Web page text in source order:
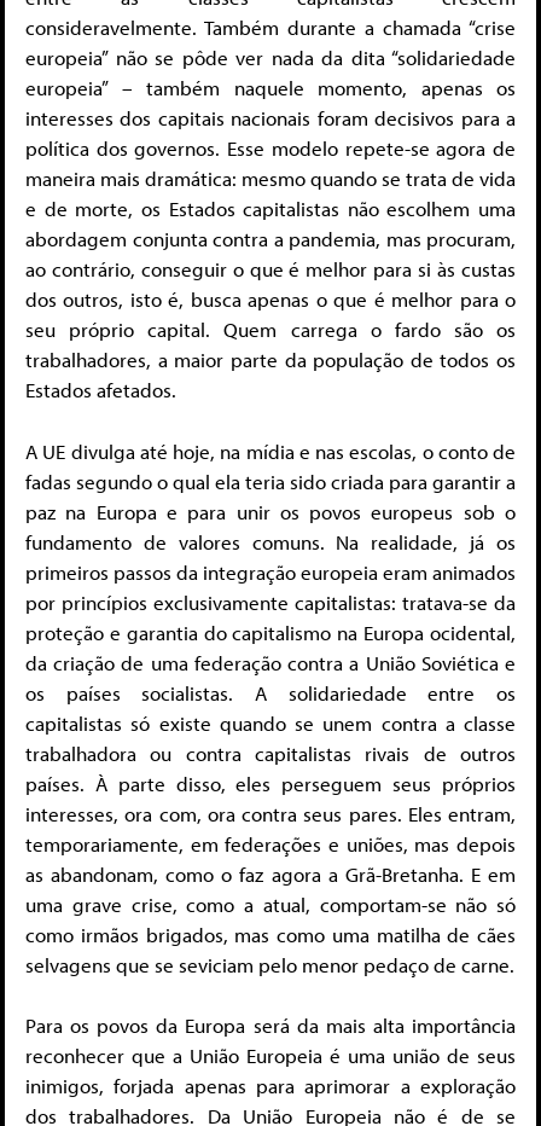
consideravelmente. Também durante a chamada “crise
europeia” não se pôde ver nada da dita “solidariedade
europeia” – também naquele momento, apenas os
interesses dos capitais nacionais foram decisivos para a
política dos governos. Esse modelo repete-se agora de
maneira mais dramática: mesmo quando se trata de vida
e de morte, os Estados capitalistas não escolhem uma
abordagem conjunta contra a pandemia, mas procuram,
ao contrário, conseguir o que é melhor para si às custas
dos outros, isto é, busca apenas o que é melhor para o
seu próprio capital. Quem carrega o fardo são os
trabalhadores, a maior parte da população de todos os
Estados afetados.
A UE divulga até hoje, na mídia e nas escolas, o conto de
fadas segundo o qual ela teria sido criada para garantir a
paz na Europa e para unir os povos europeus sob o
fundamento de valores comuns. Na realidade, já os
primeiros passos da integração europeia eram animados
por princípios exclusivamente capitalistas: tratava-se da
proteção e garantia do capitalismo na Europa ocidental,
da criação de uma federação contra a União Soviética e
os países socialistas. A solidariedade entre os
capitalistas só existe quando se unem contra a classe
trabalhadora ou contra capitalistas rivais de outros
países. À parte disso, eles perseguem seus próprios
interesses, ora com, ora contra seus pares. Eles entram,
temporariamente, em federações e uniões, mas depois
as abandonam, como o faz agora a Grã-Bretanha. E em
uma grave crise, como a atual, comportam-se não só
como irmãos brigados, mas como uma matilha de cães
selvagens que se seviciam pelo menor pedaço de carne.
Para os povos da Europa será da mais alta importância
reconhecer que a União Europeia é uma união de seus
inimigos, forjada apenas para aprimorar a exploração
dos trabalhadores. Da União Europeia não é de se